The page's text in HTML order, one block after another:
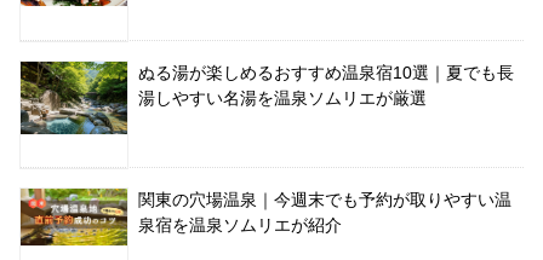
ぬる湯が楽しめるおすすめ温泉宿10選｜夏でも長
湯しやすい名湯を温泉ソムリエが厳選
関東の穴場温泉｜今週末でも予約が取りやすい温
泉宿を温泉ソムリエが紹介